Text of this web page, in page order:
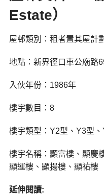
Estate）
屋邨類別：租者置其屋計劃
地點：新界徑口車公廟路
入伙年份：1986年
樓宇數目：8
樓宇類型：Y2型、Y3型、
樓宇名稱：顯富樓、顯慶
顯運樓、顯揚樓、顯祐樓
延伸閱讀: